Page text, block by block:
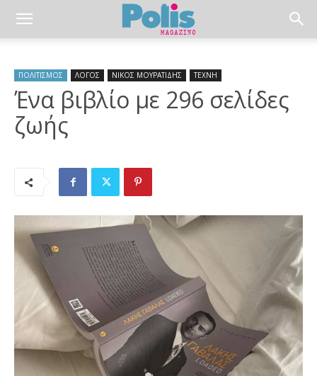
ΠΟΛΙΤΙΣΜΟΣ ΛΟΓΟΣ ΝΙΚΟΣ ΜΟΥΡΑΤΙΔΗΣ ΤΕΧΝΗ
Ένα βιβλίο με 296 σελίδες
ζωής